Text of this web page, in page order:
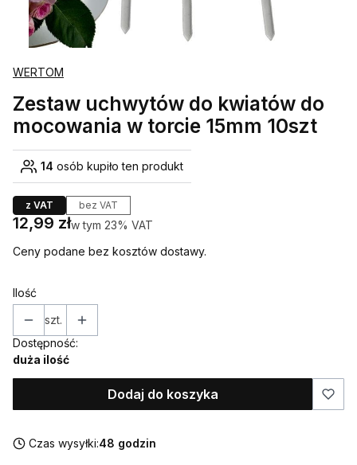
WERTOM
Zestaw uchwytów do kwiatów do
mocowania w torcie 15mm 10szt
14 osób kupiło ten produkt
z VAT bez VAT
Cena
12,99 złw tym 23% VAT
w tym 23% VAT
Ceny podane bez kosztów dostawy.
Ilość
szt.
Dostępność:
duża ilość
Dodaj do koszyka
Czas wysyłki:48 godzin